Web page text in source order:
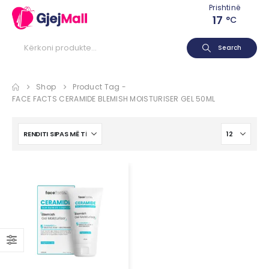
Prishtinë
17 °C
Search
Shop
Product Tag -
FACE FACTS CERAMIDE BLEMISH MOISTURISER GEL 50ML